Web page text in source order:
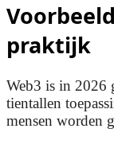
praktijk
Web3 is in 2026
tientallen
mensen worden